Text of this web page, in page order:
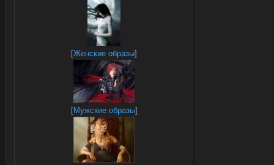
[Женские образы]
[Мужские образы]